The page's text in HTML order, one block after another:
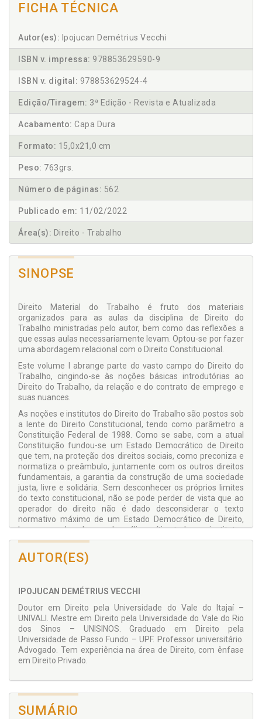
FICHA TÉCNICA
Autor(es): Ipojucan Demétrius Vecchi
ISBN v. impressa: 978853629590-9
ISBN v. digital: 978853629524-4
Edição/Tiragem: 3ª Edição - Revista e Atualizada
Acabamento: Capa Dura
Formato: 15,0x21,0 cm
Peso: 763grs.
Número de páginas: 562
Publicado em: 11/02/2022
Área(s): Direito - Trabalho
SINOPSE
Direito Material do Trabalho é fruto dos materiais
organizados para as aulas da disciplina de Direito do
Trabalho ministradas pelo autor, bem como das reflexões a
que essas aulas necessariamente levam. Optou-se por fazer
uma abordagem relacional com o Direito Constitucional.
Este volume I abrange parte do vasto campo do Direito do
Trabalho, cingindo-se às noções básicas introdutórias ao
Direito do Trabalho, da relação e do contrato de emprego e
suas nuances.
As noções e institutos do Direito do Trabalho são postos sob
a lente do Direito Constitucional, tendo como parâmetro a
Constituição Federal de 1988. Como se sabe, com a atual
Constituição fundou-se um Estado Democrático de Direito
que tem, na proteção dos direitos sociais, como preconiza e
normatiza o preâmbulo, juntamente com os outros direitos
fundamentais, a garantia da construção de uma sociedade
justa, livre e solidária. Sem desconhecer os próprios limites
do texto constitucional, não se pode perder de vista que ao
operador do direito não é dado desconsiderar o texto
normativo máximo de um Estado Democrático de Direito,
bem como de colocar sob análise crítica todos os institutos
e conceitos para torná-los coerentes e íntegros sob o viés
dos princípios e valores constitucionais.
Espera-se que esta iniciativa seja bem recebida e que sirva
mostrará.
AUTOR(ES)
IPOJUCAN DEMÉTRIUS VECCHI
Doutor em Direito pela Universidade do Vale do Itajaí –
UNIVALI. Mestre em Direito pela Universidade do Vale do Rio
dos Sinos – UNISINOS. Graduado em Direito pela
Universidade de Passo Fundo – UPF. Professor universitário.
Advogado. Tem experiência na área de Direito, com ênfase
em Direito Privado.
SUMÁRIO